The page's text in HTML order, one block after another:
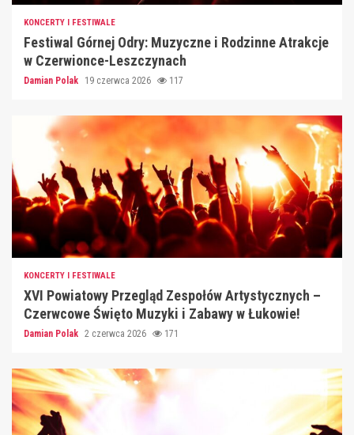
KONCERTY I FESTIWALE
Festiwal Górnej Odry: Muzyczne i Rodzinne Atrakcje
w Czerwionce-Leszczynach
Damian Polak 19 czerwca 2026 117
KONCERTY I FESTIWALE
XVI Powiatowy Przegląd Zespołów Artystycznych –
Czerwcowe Święto Muzyki i Zabawy w Łukowie!
Damian Polak 2 czerwca 2026 171